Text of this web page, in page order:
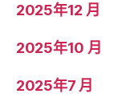
2025年12 月
2025年10 月
2025年7 月